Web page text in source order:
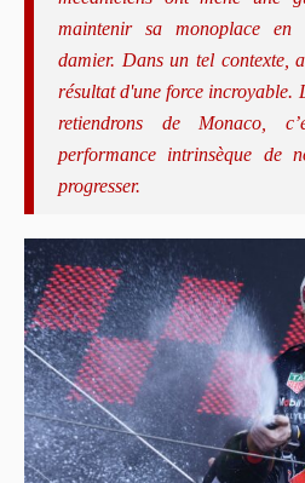
maintenir sa monoplace
damier. Dans un tel contexte,
résultat d'une force incroyable.
retiendrons de Monaco,
performance intrinsèque de
progresser.